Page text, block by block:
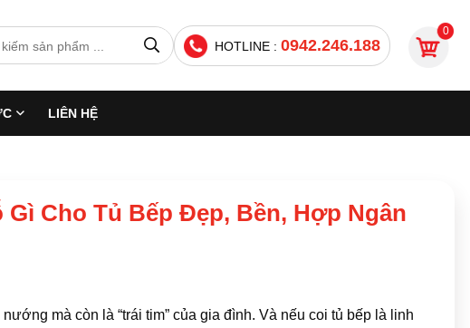
HOTLINE : 0942.246.188
0
LIÊN HỆ
Cho Tủ Bếp Đẹp, Bền, Hợp Ngân
mà còn là “trái tim” của gia đình. Và nếu coi tủ bếp là linh